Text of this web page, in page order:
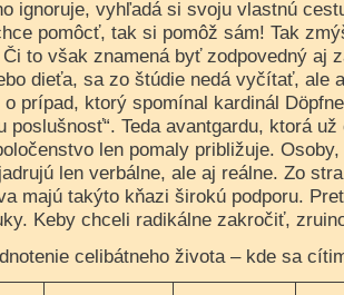
ignoruje, vyhľadá si svoju vlastnú
pomôcť, tak si pomôž sám! Tak
to však znamená byť zodpovedný aj
dieťa, sa zo štúdie nedá vyčítať, ale
prípad, ktorý spomínal kardinál
poslušnosť“. Teda avantgardu, ktorá
len pomaly približuje.
len verbálne, ale aj reálne. Zo
majú takýto kňazi širokú podporu.
Keby chceli radikálne zakročiť,
celibátneho života – kde sa